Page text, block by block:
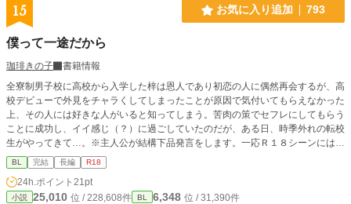
15 お気に入り追加 793
僕って一途だから
珈琲きの子
書籍情報
全寮制男子校に高校から入学した梓は恩人であり初恋の人に偶然再会するが、高
校デビューで外見をチャラくしてしまったことが原因で気付いてもらえなかった
上、その人には好きな人がいると知ってしまう。苦肉の策でセフレにしてもらう
ことに成功し、イイ感じ（？）に過ごしていたのだが、ある日、時季外れの転校
生がやってきて…。※主人公が結構下品発言をします。一応Ｒ１８シーンには*
を入れるようにします。全体的にかるーい仕上がりになると思います。←軽くな
らない感じになってきました。スミマセン汗
BL 完結 長編 R18
24h.ポイント 21pt
小説 25,010 位 / 228,608件 BL 6,348 位 / 31,390件